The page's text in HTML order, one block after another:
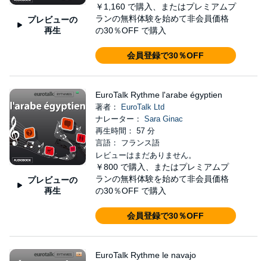
プレビューの
再生
￥1,160 で購入、またはプレミアムプ
ランの無料体験を始めて非会員価格
の30％OFF で購入
会員登録で30％OFF
プレビューの
再生
EuroTalk Rythme l'arabe égyptien
著者：
EuroTalk Ltd
ナレーター： Sara Ginac
再生時間： 57 分
言語： フランス語
レビューはまだありません。
￥800 で購入、またはプレミアムプ
ランの無料体験を始めて非会員価格
の30％OFF で購入
会員登録で30％OFF
EuroTalk Rythme le navajo